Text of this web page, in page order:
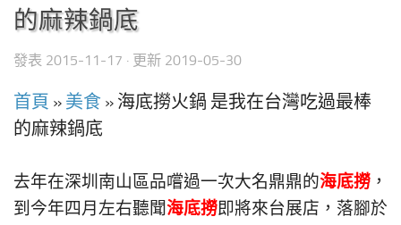
的麻辣鍋底
發表 2015-11-17 · 更新 2019-05-30
首頁 » 美食 » 海底撈火鍋 是我在台灣吃過最棒
的麻辣鍋底
去年在深圳南山區品嚐過一次大名鼎鼎的海底撈 ，
到今年四月左右聽聞海底撈即將來台展店，落腳於